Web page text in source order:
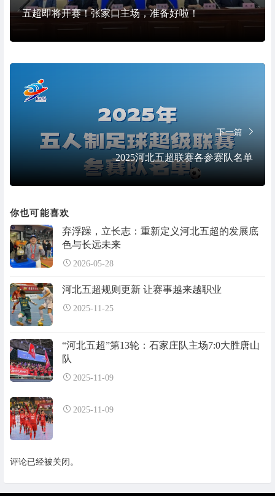
五超即将开赛！张家口主场，准备好啦！
下一篇
2025河北五超联赛各参赛队名单
你也可能喜欢
弃浮躁，立长志：重新定义河北五超的发展底
色与长远未来
2026-05-28
河北五超规则更新 让赛事越来越职业
2025-11-25
“河北五超”第13轮：石家庄队主场7:0大胜唐山
队
2025-11-09
2025-11-09
评论已经被关闭。